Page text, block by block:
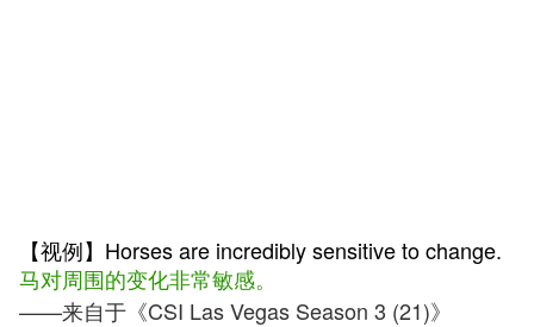
【视例】Horses are incredibly sensitive to change.
马对周围的变化非常敏感。
——来自于《CSI Las Vegas Season 3 (21)》